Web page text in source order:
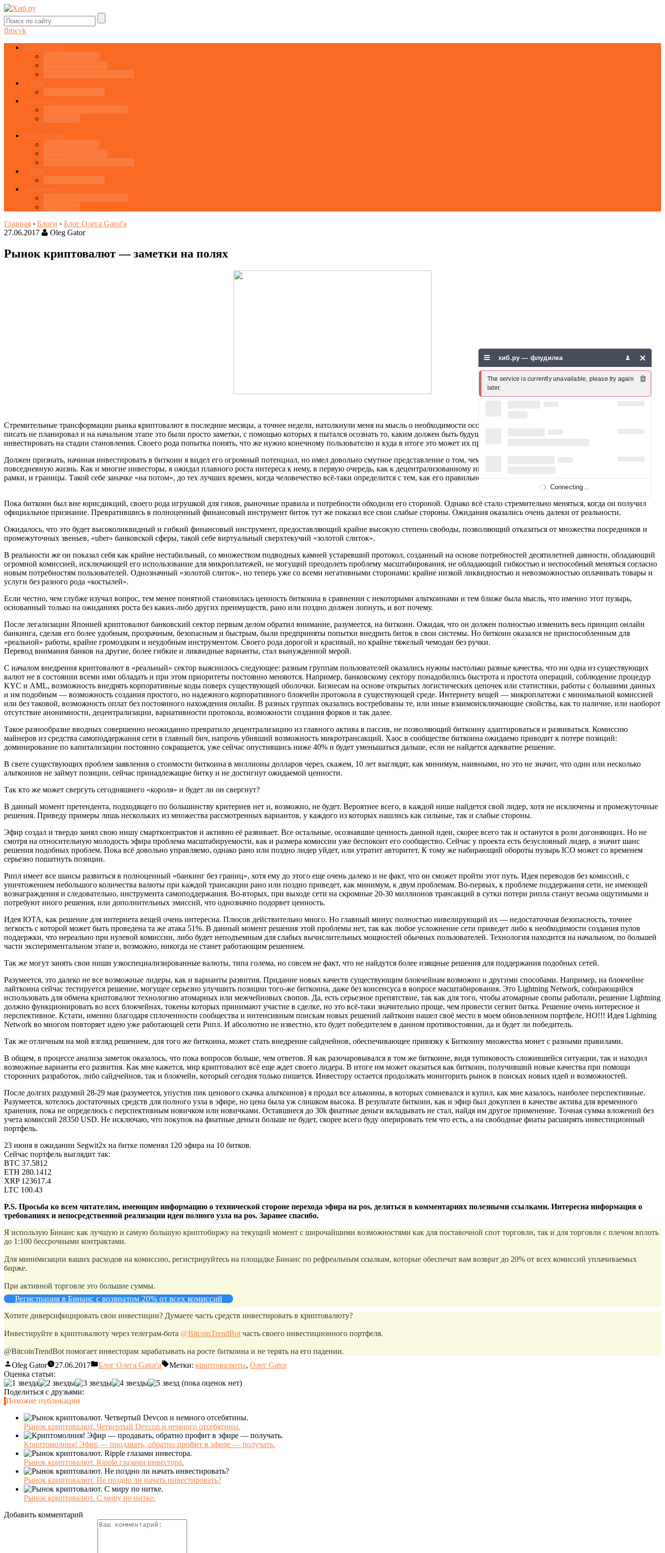
fbtwvk
Интерактив
Блоги
Полезное
Интерактив
Блоги
Полезное
Главная › Блоги › Блог Олега Gator'a
27.06.2017
Oleg Gator
Рынок криптовалют — заметки на полях
Стремительные трансформации рынка криптовалют в последние месяцы, а точнее недели, натолкнули меня на мысль о необходимости осознания и поиска новых ценностей и идей.Статью
писать не планировал и на начальном этапе это были просто заметки, с помощью которых я пытался осознать то, каким должен быть будущий лидер, или лидеры рынка криптовалют, чтобы
инвестировать на стадии становления. Своего рода попытка понять, что же нужно конечному пользователю и куда в итоге это может их привести криптовалюты.
Должен признать, начиная инвестировать в биткоин я видел его огромный потенциал, но имел довольно смутное представление о том, чем он всё-таки должен стать, когда придет в
повседневную жизнь. Как и многие инвесторы, я ожидал плавного роста интереса к нему, в первую очередь, как к децентрализованному инструменту, в определенной мере стирающему
рамки, и границы. Такой себе заначке «на потом», до тех лучших времен, когда человечество всё-таки определится с тем, как его правильно использовать.
Пока биткоин был вне юрисдикций, своего рода игрушкой для гиков, рыночные правила и потребности обходили его стороной. Однако всё стало стремительно меняться, когда он получил
официальное признание. Превратившись в полноценный финансовый инструмент биток тут же показал все свои слабые стороны. Ожидания оказались очень далеки от реальности.
Ожидалось, что это будет высоколиквидный и гибкий финансовый инструмент, предоставляющий крайне высокую степень свободы, позволяющий отказаться от множества посредников и
промежуточных звеньев, «uber» банковской сферы, такой себе виртуальный сверхтекучий «золотой слиток».
В реальности же он показал себя как крайне нестабильный, со множеством подводных камней устаревший протокол, созданный на основе потребностей десятилетней давности, обладающий
огромной комиссией, исключающей его использование для микроплатежей, не могущий преодолеть проблему масштабирования, не обладающий гибкостью и неспособный меняться согласно
новым потребностям пользователей. Однозначный «золотой слиток», но теперь уже со всеми негативными сторонами: крайне низкой ликвидностью и невозможностью оплачивать товары и
услуги без разного рода «костылей».
Если честно, чем глубже изучал вопрос, тем менее понятной становилась ценность биткоина в сравнении с некоторыми альткоинами и тем ближе была мысль, что именно этот пузырь,
основанный только на ожиданиях роста без каких-либо других преимуществ, рано или поздно должен лопнуть, и вот почему.
После легализации Японией криптовалют банковский сектор первым делом обратил внимание, разумеется, на биткоин. Ожидая, что он должен полностью изменить весь принцип онлайн
банкинга, сделав его более удобным, прозрачным, безопасным и быстрым, были предприняты попытки внедрить биток в свои системы. Но биткоин оказался не приспособленным для
«реальной» работы, крайне громоздким и неудобным инструментом. Своего рода дорогой и красивый, но крайне тяжелый чемодан без ручки.
Перевод внимания банков на другие, более гибкие и ликвидные варианты, стал вынужденной мерой.
С началом внедрения криптовалют в «реальный» сектор выяснилось следующее: разным группам пользователей оказались нужны настолько разные качества, что ни одна из существующих
валют не в состоянии всеми ими обладать и при этом приоритеты постоянно меняются. Например, банковскому сектору понадобились быстрота и простота операций, соблюдение процедур
KYC и AML, возможность внедрять корпоративные коды поверх существующей оболочки. Бизнесам на основе открытых логистических цепочек или статистики, работы с большими данных
и им подобным — возможность создания простого, но надежного корпоративного блокчейн протокола в существующей среде. Интернету вещей — микроплатежи с минимальной комиссией
или без таковой, возможность оплат без постоянного нахождения онлайн. В разных группах оказались востребованы те, или иные взаимоисключающие свойства, как то наличие, или наоборот
отсутствие анонимности, децентрализации, вариативности протокола, возможности создания форков и так далее.
Такое разнообразие вводных совершенно неожиданно превратило децентрализацию из главного актива в пассив, не позволяющий биткоину адаптироваться и развиваться. Комиссию
майнеров из средства самоподдержания сети в главный бич, напрочь убивший возможность микротрансакций. Хаос в сообществе биткоина ожидаемо приводит к потере позиций:
доминирование по капитализации постоянно сокращается, уже сейчас опустившись ниже 40% и будет уменьшаться дальше, если не найдется адекватне решение.
В свете существующих проблем заявления о стоимости биткоина в миллионы долларов через, скажем, 10 лет выглядят, как минимум, наивными, но это не значит, что один или несколько
альткоинов не займут позиции, сейчас принадлежащие битку и не достигнут ожидаемой ценности.
Так кто же может свергуть сегодняшнего «короля» и будет ли он свергнут?
В данный момент претендента, подходящего по большинству критериев нет и, возможно, не будет. Вероятнее всего, в каждой нише найдется свой лидер, хотя не исключены и промежуточные
решения. Приведу примеры лишь нескольких из множества рассмотренных вариантов, у каждого из которых нашлись как сильные, так и слабые стороны.
Эфир создал и твердо занял свою нишу смартконтрактов и активно её развивает. Все остальные, осознавшие ценность данной идеи, скорее всего так и останутся в роли догоняющих. Но не
смотря на относительную молодость эфира проблема масштабируемости, как и размера комиссии уже беспокоит его сообщество. Сейчас у проекта есть безусловный лидер, а значит шанс
решения подобных проблем. Пока всё довольно управляемо, однако рано или поздно лидер уйдет, или утратит авторитет. К тому же набирающий обороты пузырь ICO может со временем
серьезно пошатнуть позиции.
Рипл имеет все шансы развиться в полноценный «банкинг без границ», хотя ему до этого еще очень далеко и не факт, что он сможет пройти этот путь. Идея переводов без комиссий, с
уничтожением небольшого количества валюты при каждой трансакции рано или поздно приведет, как минимум, к двум проблемам. Во-первых, к проблеме поддержания сети, не имеющей
вознаграждения и следовательно, инструмента самоподдержания. Во-вторых, при выходе сети на скромные 20-30 миллионов трансакций в сутки потери рипла станут весьма ощутимыми и
потребуют иного решения, или дополнительных эмиссий, что однозначно подорвет ценность.
Идея IOTA, как решение для интернета вещей очень интересна. Плюсов действительно много. Но главный минус полностью нивелирующий их — недостаточная безопасность, точнее
легкость с которой может быть проведена та же атака 51%. В данный момент решения этой проблемы нет, так как любое усложнение сети приведет либо к необходимости создания пулов
поддержки, что нереально при нулевой комиссии, либо будет неподъемным для слабых вычислительных мощностей обычных пользователей. Технология находится на начальном, по большей
части экспериментальном этапе и, возможно, никогда не станет работающим решением.
Так же могут занять свои ниши узкоспециализированные валюты, типа голема, но совсем не факт, что не найдутся более изящные решения для поддержания подобных сетей.
Разумеется, это далеко не все возможные лидеры, как и варианты развития. Придание новых качеств существующим блокчейнам возможно и другими способами. Например, на блокчейне
лайткоина сейчас тестируется решение, могущее серьезно улучшить позиции того-же биткоина, даже без консенсуса в вопросе масштабирования. Это Lightning Network, собирающийся
использовать для обмена криптовалют технологию атомарных или межчейновых свопов. Да, есть серьезное препятствие, так как для того, чтобы атомарные свопы работали, решение Lightning
должно функционировать во всех блокчейнах, токены которых принимают участие в сделке, но это всё-таки значительно проще, чем провести сегвит битка. Решение очень интересное и
перспективное. Кстати, именно благодаря сплоченности сообщества и интенсивным поискам новых решений лайткоин нашел своё место в моем обновленном портфеле, НО!!! Идея Lightning
Network во многом повторяет идею уже работающей сети Рипл. И абсолютно не известно, кто будет победителем в данном противостоянии, да и будет ли победитель.
Так же отличным на мой взгляд решением, для того же биткоина, может стать внедрение сайдчейнов, обеспечивающее привязку к Биткоину множества монет с разными правилами.
В общем, в процессе анализа заметок оказалось, что пока вопросов больше, чем ответов. Я как разочаровывался в том же биткоине, видя тупиковость сложившейся ситуации, так и находил
возможные варианты его развития. Как мне кажется, мир криптовалют всё еще ждет своего лидера. В итоге им может оказаться как биткоин, получивший новые качества при помощи
сторонних разработок, либо сайдчейнов, так и блокчейн, который сегодня только пишется. Инвестору остается продолжать мониторить рынок в поисках новых идей и возможностей.
После долгих раздумий 28-29 мая (разумеется, упустив пик ценового скачка альткоинов) я продал все алькоины, в которых сомневался и купил, как мне казалось, наиболее перспективные.
Разумеется, хотелось достаточных средств для полного узла в эфире, но цена была уж слишком высока. В результате биткоин, как и эфир был докуплен в качестве актива для временного
хранения, пока не определюсь с перспективным новичком или новичками. Оставшиеся до 30k фиатные деньги вкладывать не стал, найдя им другое применение. Точная сумма вложений без
учета комиссий 28350 USD. Не исключаю, что покупок на фиатные деньги больше не будет, скорее всего буду оперировать тем что есть, а на свободные фиаты расширять инвестиционный
портфель.
23 июня в ожидании Segwit2x на битке поменял 120 эфира на 10 битков.
Сейчас портфель выглядит так:
BTC 37.5812
ETH 280.1412
XRP 123617.4
LTC 100.43
P.S. Просьба ко всем читателям, имеющим информацию о технической стороне перехода эфира на pos, делиться в комментариях полезными ссылками. Интересна информация о
требованиях и непосредственной реализации идеи полного узла на pos. Заранее спасибо.
Я использую Бинанс как лучшую и самую большую криптобиржу на текущий момент с широчайшими возможностями как для поставочной спот торговли, так и для торговли с плечом вплоть
до 1:100 бессрочными контрактами.
Для минимизации ваших расходов на комиссию, регистрируйтесь на площадке Бинанс по рефреальным ссылкам, которые обеспечат вам возврат до 20% от всех комиссий уплачиваемых
бирже.
При активной торговле это большие суммы.
Регистрация в Бинанс с возвратом 20% от всех комиссий
Хотите диверсифицировать свои инвестиции? Думаете часть средств инвестировать в криптовалюту?
Инвестируйте в криптовалюту через телеграм-бота @BitcoinTrendBot часть своего инвестиционного портфеля.
@BitcoinTrendBot помогает инвесторам зарабатывать на росте биткоина и не терять на его падении.
Oleg Gator
27.06.2017 Блог Олега Gator'a Метки: криптовалюты, Олег Gator
Оценка статьи:
(пока оценок нет)
Поделиться с друзьями:
Похожие публикации
Рынок криптовалют. Четвертый Devcon и немного отсебятины.
Криптомолния! Эфир — продавать, обратно профит в эфире — получать.
Рынок криптовалют. Ripple глазами инвестора.
Рынок криптовалют. Не поздно ли начать инвестировать?
Рынок криптовалют. С миру по нитке.
Добавить комментарий
хиб.ру — флудилка
The service is currently unavailable, please try again
later.
Connecting...